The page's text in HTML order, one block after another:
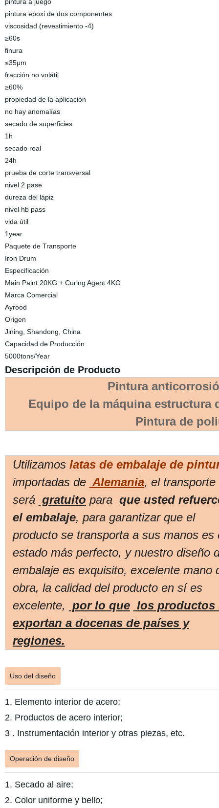
pintura epoxi de dos componentes
viscosidad (revestimiento -4)
≥60s
finura
≤35μm
fracción no volátil
≥60%
propiedad de la aplicación
no hay anomalías
secado de superficies
1h
secado real
24h
prueba de corte transversal
nivel 2 pase
dureza del lápiz
nivel hb pass
vida útil
1year
Paquete de Transporte
Iron Drum
Especificación
Main Paint 20KG + Curing Agent 4KG
Marca Comercial
Ayrood
Origen
Jining, Shandong, China
Capacidad de Producción
5000tons/Year
Descripción de Producto
Pintura
Equipo de la máquina estructura
Pintura de
Utilizamoslatas de embalaje de
importadasde Alemania, el transporte
será gratuito para que usted
el embalaje, para garantizar que el
producto se transporta a sus manos es
estado más perfecto, y nuestro diseño
embalaje es exquisito, excelente mano
obra, la calidad del producto en sí es
excelente,
por lo que los productos
exportan a docenas de países y
regiones.
Uso del diseño
1. Elemento interior de acero;
2. Productos de acero interior;
3 . Instrumentación interior y otras piezas, etc.
Operación de diseño
1. Secado al aire;
2. Color uniforme y bello;